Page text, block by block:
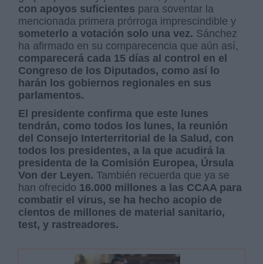
con apoyos suficientes para soventar la
mencionada primera prórroga imprescindible y
someterlo a votación solo una vez. Sánchez
ha afirmado en su comparecencia que aún así,
comparecerá cada 15 días al control en el
Congreso de los Diputados, como así lo
harán los gobiernos regionales en sus
parlamentos.
El presidente confirma que este lunes
tendrán, como todos los lunes, la reunión
del Consejo Interterritorial de la Salud, con
todos los presidentes, a la que acudirá la
presidenta de la Comisión Europea, Úrsula
Von der Leyen.También recuerda que ya se
han ofrecido 16.000 millones a las CCAA para
combatir el virus, se ha hecho acopio de
cientos de millones de material sanitario,
test, y rastreadores.